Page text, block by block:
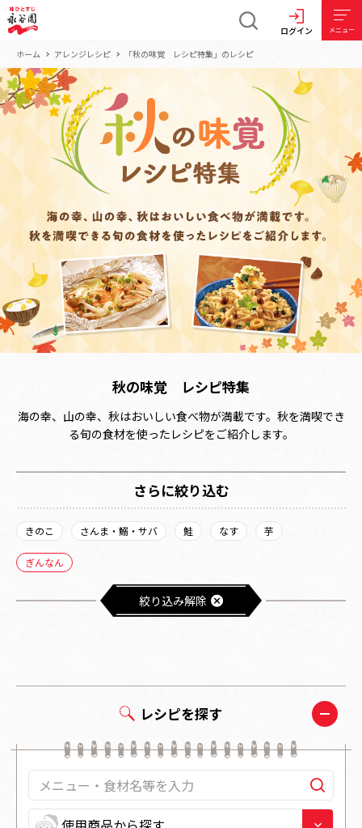
ログイン メニュー
ホーム アレンジレシピ 「秋の味覚 レシピ特集」のレシピ
秋の味覚 レシピ特集
海の幸、山の幸、秋はおいしい食べ物が満載です。秋を満喫でき
る旬の食材を使ったレシピをご紹介します。
さらに絞り込む
きのこ さんま・鰯・サバ 鮭 なす 芋
ぎんなん
絞り込み解除
レシピを探す